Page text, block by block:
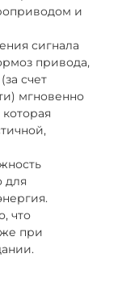
и
сигнала
привода,
счет
мгновенно
для
что
при